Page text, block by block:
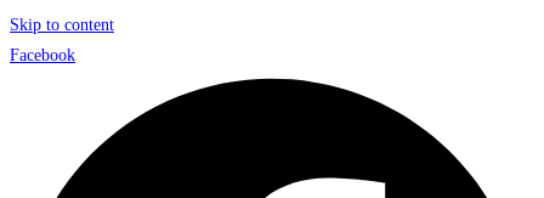
Skip to content
Facebook